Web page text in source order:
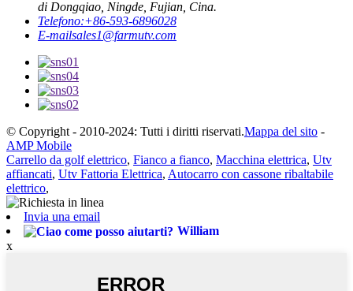
di Dongqiao, Ningde, Fujian, Cina.
Telefono:+86-593-6896028
E-mailsales1@farmutv.com
© Copyright - 2010-2024: Tutti i diritti riservati.Mappa del sito -
AMP Mobile
Carrello da golf elettrico, Fianco a fianco, Macchina elettrica, Utv
affiancati, Utv Fattoria Elettrica, Autocarro con cassone ribaltabile
elettrico,
Invia una email
William
x